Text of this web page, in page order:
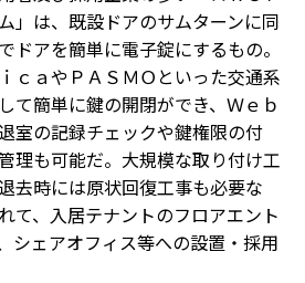
」は、既設ドアのサムターンに同
ドアを簡単に電子錠にするもの。
ｃａやＰＡＳＭＯといった交通系
て簡単に鍵の開閉ができ、Ｗｅｂ
室の記録チェックや鍵権限の付
理も可能だ。大規模な取り付け工
去時には原状回復工事も必要な
て、入居テナントのフロアエント
シェアオフィス等への設置・採用